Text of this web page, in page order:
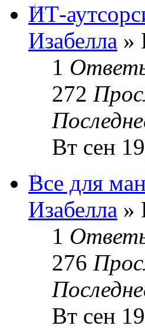
ИТ-
Изабелла »
1
272
Вт сен
Все для
Изабелла »
1
276
Вт сен